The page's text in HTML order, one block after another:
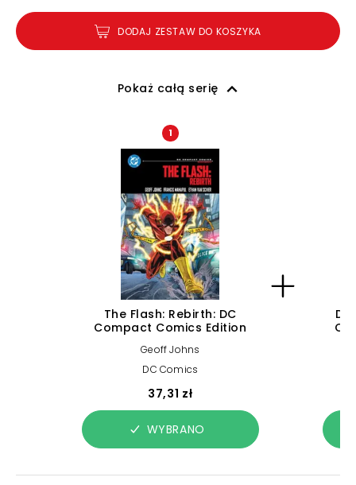
DODAJ ZESTAW DO KOSZYKA
Pokaż całą serię
1
The Flash: Rebirth: DC
Compact Comics Edition
Geoff Johns
DC Comics
37,31 zł
WYBRANO